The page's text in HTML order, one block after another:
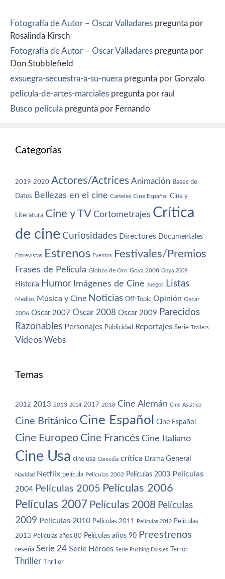
Fotografía de Autor – Oscar Valladares pregunta por
Rosalinda Kirsch
Fotografía de Autor – Oscar Valladares pregunta por
Don Stubblefield
exsuegra-secuestra-a-su-nuera pregunta por Gonzalo
pelicula-de-artes-marciales pregunta por raul
Busco película pregunta por Fernando
Categorías
2019 2020 Actores/Actrices Animación Bases de
Datos Bellezas en el cine Carteles Cine Español Cine y
Literatura Cine y TV Cortometrajes Crítica
de cine Curiosidades Directores Documentales
Entrevistas Estrenos Eventos Festivales/Premios
Frases de Película Globos de Oro Goya 2008 Goya 2009
Historia Humor Imágenes de Cine Juegos Listas
Medios Música y Cine Noticias Off-Topic Opinión Oscar
2006 Oscar 2007 Oscar 2008 Oscar 2009 Parecidos
Razonables Personajes Publicidad Reportajes Serie Trailers
Vídeos Webs
Temas
2012 2013 2013 2014 2017 2018 Cine Alemán Cine Asiático
Cine Británico Cine Español Cine Español
Cine Europeo Cine Francés Cine Italiano
Cine Usa cine usa Comedia crítica Drama General
Navidad Netflix película Películas 2002 Películas 2003 Películas
2004 Películas 2005 Películas 2006
Películas 2007 Películas 2008 Películas
2009 Películas 2010 Películas 2011 Películas 2012 Películas
2013 Películas años 80 Películas años 90 Preestrenos
reseña Serie 24 Serie Héroes Serie Pushing Daisies Terror
Thriller Thriller